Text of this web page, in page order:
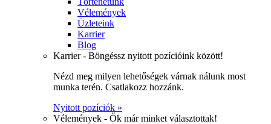
Vélemények
Üzleteink
Karrier
Blog
Karrier - Böngéssz nyitott pozícióink között!
Nézd meg milyen lehetőségek várnak nálunk most
munka terén. Csatlakozz hozzánk.
Nyitott pozíciók »
Vélemények - Ők már minket választottak!